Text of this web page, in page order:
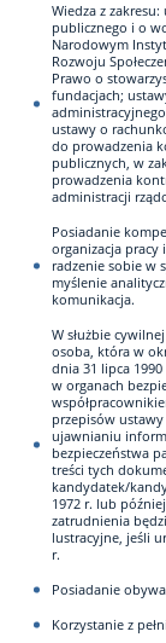
Wiedza z
publicznego i o
Narodowym
Rozwoju
Prawo o
fundacjach;
ustawy o
do prowadzenia
publicznych, w
prowadzenia
administracji
Posiadanie
organizacja pracy
radzenie sobie w
myślenie
komunikacja.
W służbie
osoba, która w
dnia 31 lipca 1990
w organach
przepisów
ujawnianiu
bezpieczeństwa
treści tych
kandydatek/
1972 r. lub
zatrudnienia
lustracyjne, jeśli
r.
Posiadanie
Korzystanie z